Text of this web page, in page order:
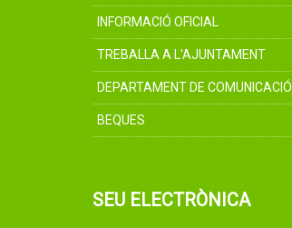
INFORMACIÓ OFICIAL
TREBALLA A L'AJUNTAMENT
DEPARTAMENT DE COMUNICACIÓ
BEQUES
SEU ELECTRÒNICA